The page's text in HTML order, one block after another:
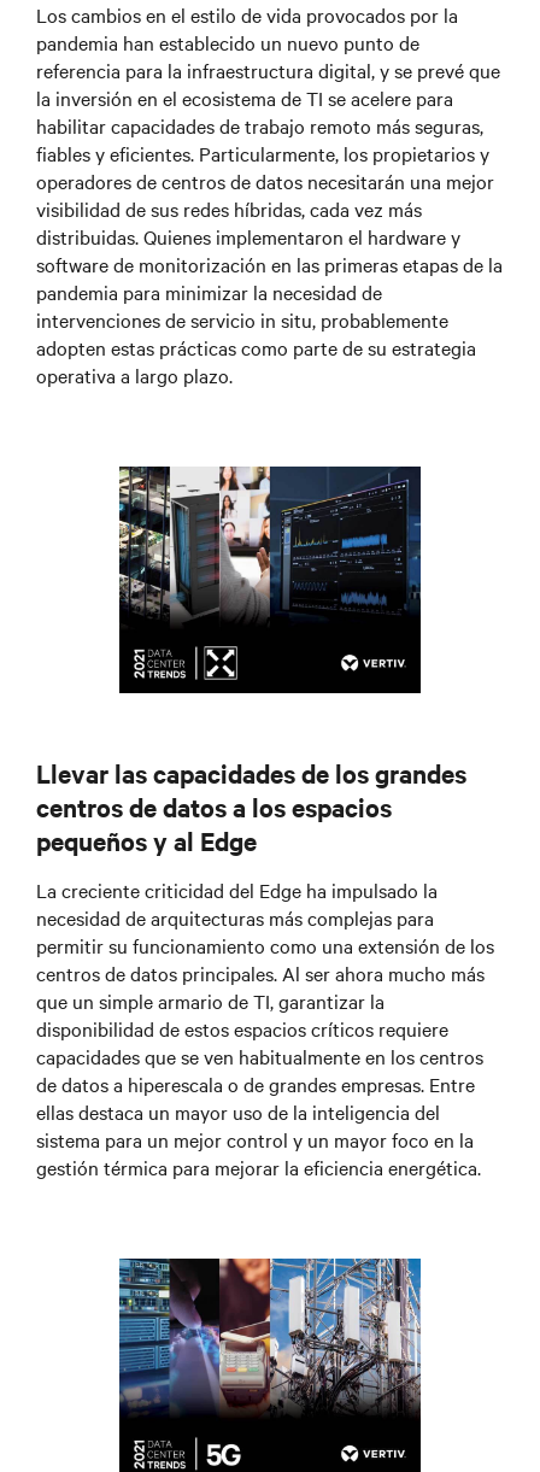
Los cambios en el estilo de vida provocados por la
pandemia han establecido un nuevo punto de
referencia para la infraestructura digital, y se prevé que
la inversión en el ecosistema de TI se acelere para
habilitar capacidades de trabajo remoto más seguras,
fiables y eficientes. Particularmente, los propietarios y
operadores de centros de datos necesitarán una mejor
visibilidad de sus redes híbridas, cada vez más
distribuidas. Quienes implementaron el hardware y
software de monitorización en las primeras etapas de la
pandemia para minimizar la necesidad de
intervenciones de servicio in situ, probablemente
adopten estas prácticas como parte de su estrategia
operativa a largo plazo.
Llevar las capacidades de los grandes
centros de datos a los espacios
pequeños y al Edge
La creciente criticidad del Edge ha impulsado la
necesidad de arquitecturas más complejas para
permitir su funcionamiento como una extensión de los
centros de datos principales. Al ser ahora mucho más
que un simple armario de TI, garantizar la
disponibilidad de estos espacios críticos requiere
capacidades que se ven habitualmente en los centros
de datos a hiperescala o de grandes empresas. Entre
ellas destaca un mayor uso de la inteligencia del
sistema para un mejor control y un mayor foco en la
gestión térmica para mejorar la eficiencia energética.